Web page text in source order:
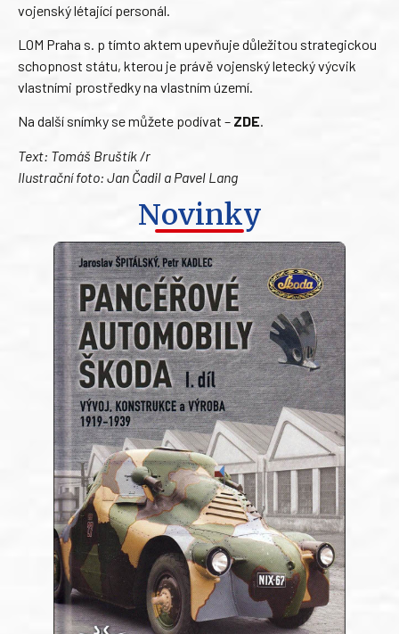
vojenský létající personál.
LOM Praha s. p tímto aktem upevňuje důležitou strategickou
schopnost státu, kterou je právě vojenský letecký výcvik
vlastními prostředky na vlastním území.
Na další snímky se můžete podívat – ZDE.
Text: Tomáš Bruštík /r
Ilustrační foto: Jan Čadil a Pavel Lang
Novinky